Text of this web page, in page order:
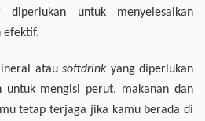
untuk menyelesaikan
efektif.
atau softdrink yang diperlukan
untuk mengisi perut, makanan dan
tetap terjaga jika kamu berada di